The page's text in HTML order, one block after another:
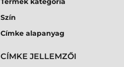
Szín
Címke alapanyag
CÍMKE JELLEMZŐI